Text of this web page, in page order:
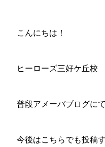
こんにちは！
ヒーローズ三好ケ丘校
普段アメーバブログに
今後はこちらでも投稿